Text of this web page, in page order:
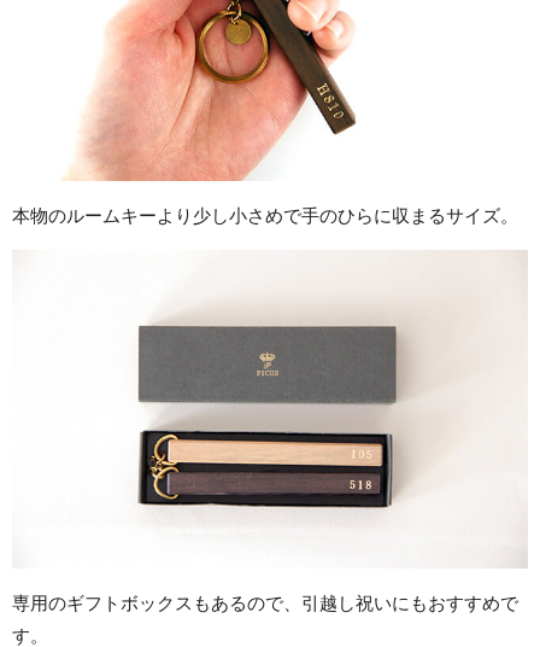
本物のルームキーより少し小さめで手のひらに収まるサイズ。
専用のギフトボックスもあるので、引越し祝いにもおすすめで
す。